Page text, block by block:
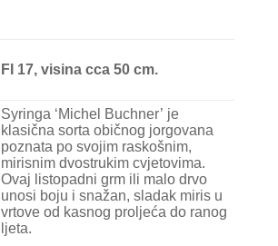
FI 17, visina cca 50 cm.
Syringa ‘Michel Buchner’ je
klasična sorta običnog jorgovana
poznata po svojim raskošnim,
mirisnim dvostrukim cvjetovima.
Ovaj listopadni grm ili malo drvo
unosi boju i snažan, sladak miris u
vrtove od kasnog proljeća do ranog
ljeta.